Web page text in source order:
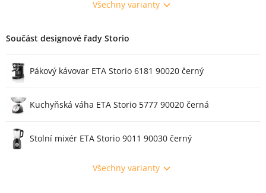
Všechny varianty
Součást designové řady Storio
Pákový kávovar ETA Storio 6181 90020 černý
Kuchyňská váha ETA Storio 5777 90020 černá
Stolní mixér ETA Storio 9011 90030 černý
Všechny varianty